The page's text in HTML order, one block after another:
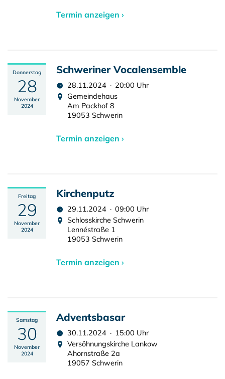
Termin anzeigen ›
Donnerstag
28
November
2024
Schweriner Vocalensemble
28.11.2024 · 20:00 Uhr
Gemeindehaus
Am Packhof 8
19053 Schwerin
Termin anzeigen ›
Freitag
29
November
2024
Kirchenputz
29.11.2024 · 09:00 Uhr
Schlosskirche Schwerin
Lennéstraße 1
19053 Schwerin
Termin anzeigen ›
Samstag
30
November
2024
Adventsbasar
30.11.2024 · 15:00 Uhr
Versöhnungskirche Lankow
Ahornstraße 2a
19057 Schwerin